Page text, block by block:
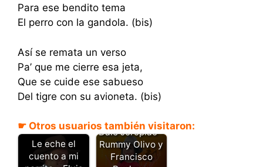
Para ese bendito tema
El perro con la gandola. (bis)
Así se remata un verso
Pa’ que me cierre esa jeta,
Que se cuide ese sabueso
Del tigre con su avioneta. (bis)
☛ Otros usuarios también visitaron:
Le eche el
cuento a mi
Dale Joropiao -
Rummy Olivo y
Francisco